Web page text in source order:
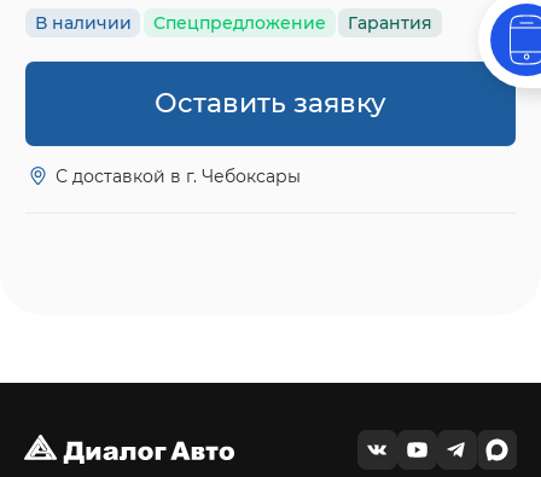
В наличии Спецпредложение Гарантия
Оставить заявку
С доставкой в г. Чебоксары